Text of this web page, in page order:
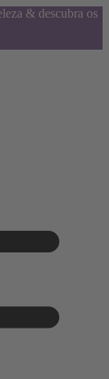
& descubra os